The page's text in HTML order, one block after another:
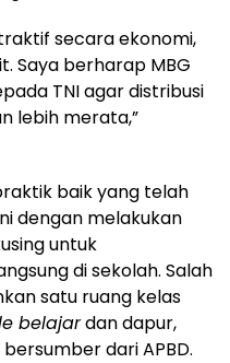
secara ekonomi,
Saya berharap MBG
TNI agar distribusi
lebih merata,”
baik yang telah
dengan melakukan
untuk
di sekolah. Salah
satu ruang kelas
belajardan dapur,
dari APBD.